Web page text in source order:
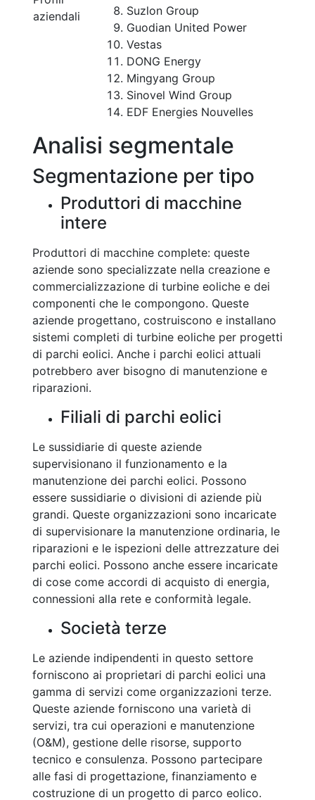
aziendali
Suzlon Group
Guodian United Power
Vestas
DONG Energy
Mingyang Group
Sinovel Wind Group
EDF Energies Nouvelles
Analisi segmentale
Segmentazione per tipo
Produttori di macchine
intere
Produttori di macchine complete: queste
aziende sono specializzate nella creazione e
commercializzazione di turbine eoliche e dei
componenti che le compongono. Queste
aziende progettano, costruiscono e installano
sistemi completi di turbine eoliche per progetti
di parchi eolici. Anche i parchi eolici attuali
potrebbero aver bisogno di manutenzione e
riparazioni.
Filiali di parchi eolici
Le sussidiarie di queste aziende
supervisionano il funzionamento e la
manutenzione dei parchi eolici. Possono
essere sussidiarie o divisioni di aziende più
grandi. Queste organizzazioni sono incaricate
di supervisionare la manutenzione ordinaria, le
riparazioni e le ispezioni delle attrezzature dei
parchi eolici. Possono anche essere incaricate
di cose come accordi di acquisto di energia,
connessioni alla rete e conformità legale.
Società terze
Le aziende indipendenti in questo settore
forniscono ai proprietari di parchi eolici una
gamma di servizi come organizzazioni terze.
Queste aziende forniscono una varietà di
servizi, tra cui operazioni e manutenzione
(O&M), gestione delle risorse, supporto
tecnico e consulenza. Possono partecipare
alle fasi di progettazione, finanziamento e
costruzione di un progetto di parco eolico.